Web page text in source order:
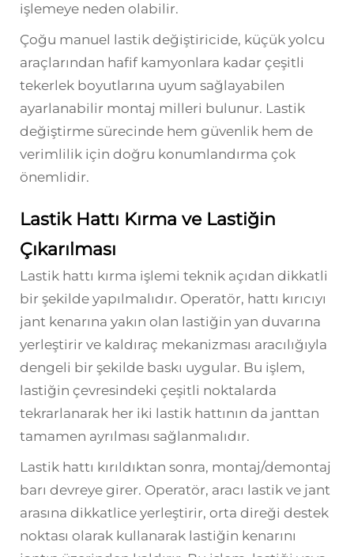
işlemeye neden olabilir.
Çoğu manuel lastik değiştiricide, küçük yolcu
araçlarından hafif kamyonlara kadar çeşitli
tekerlek boyutlarına uyum sağlayabilen
ayarlanabilir montaj milleri bulunur. Lastik
değiştirme sürecinde hem güvenlik hem de
verimlilik için doğru konumlandırma çok
önemlidir.
Lastik Hattı Kırma ve Lastiğin
Çıkarılması
Lastik hattı kırma işlemi teknik açıdan dikkatli
bir şekilde yapılmalıdır. Operatör, hattı kırıcıyı
jant kenarına yakın olan lastiğin yan duvarına
yerleştirir ve kaldıraç mekanizması aracılığıyla
dengeli bir şekilde baskı uygular. Bu işlem,
lastiğin çevresindeki çeşitli noktalarda
tekrarlanarak her iki lastik hattının da janttan
tamamen ayrılması sağlanmalıdır.
Lastik hattı kırıldıktan sonra, montaj/demontaj
barı devreye girer. Operatör, aracı lastik ve jant
arasına dikkatlice yerleştirir, orta direği destek
noktası olarak kullanarak lastiğin kenarını